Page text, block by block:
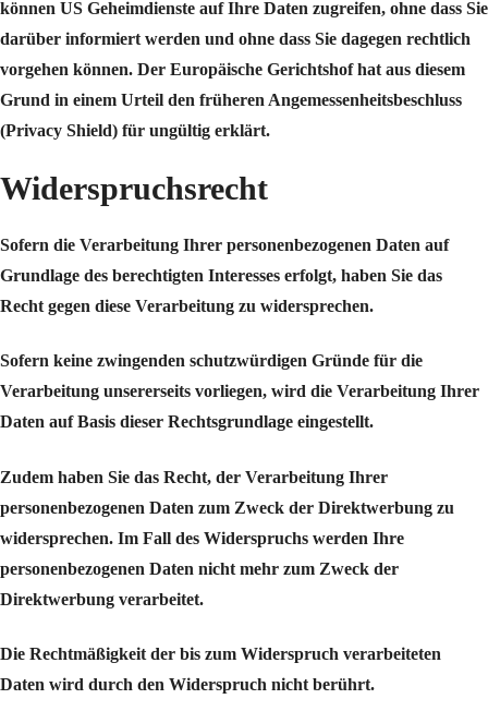
können US Geheimdienste auf Ihre Daten zugreifen, ohne dass Sie
darüber informiert werden und ohne dass Sie dagegen rechtlich
vorgehen können. Der Europäische Gerichtshof hat aus diesem
Grund in einem Urteil den früheren Angemessenheitsbeschluss
(Privacy Shield) für ungültig erklärt.
Widerspruchsrecht
Sofern die Verarbeitung Ihrer personenbezogenen Daten auf
Grundlage des berechtigten Interesses erfolgt, haben Sie das
Recht gegen diese Verarbeitung zu widersprechen.
Sofern keine zwingenden schutzwürdigen Gründe für die
Verarbeitung unsererseits vorliegen, wird die Verarbeitung Ihrer
Daten auf Basis dieser Rechtsgrundlage eingestellt.
Zudem haben Sie das Recht, der Verarbeitung Ihrer
personenbezogenen Daten zum Zweck der Direktwerbung zu
widersprechen. Im Fall des Widerspruchs werden Ihre
personenbezogenen Daten nicht mehr zum Zweck der
Direktwerbung verarbeitet.
Die Rechtmäßigkeit der bis zum Widerspruch verarbeiteten
Daten wird durch den Widerspruch nicht berührt.